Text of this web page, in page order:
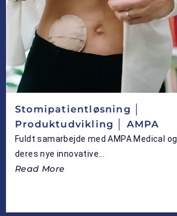
Stomipatientløsning │
Produktudvikling │ AMPA
Fuldt samarbejde med AMPA Medical og
deres nye innovative...
Read More